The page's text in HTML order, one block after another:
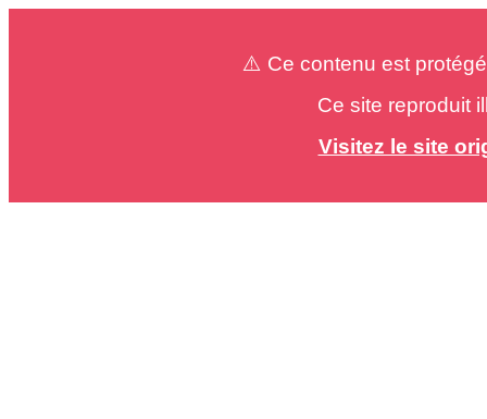
⚠️ Ce contenu est
Ce site reproduit
Visitez le site